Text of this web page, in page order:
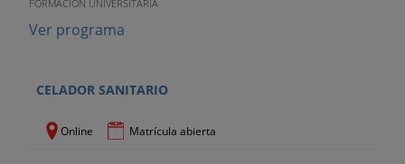
FORMACIÓN UNIVERSITARIA
Ver programa
CELADOR SANITARIO
Online Matrícula abierta